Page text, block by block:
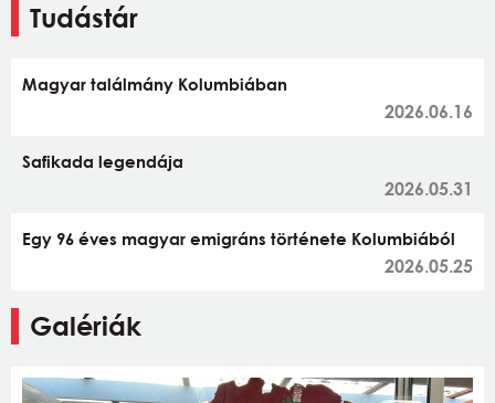
Tudástár
Magyar találmány Kolumbiában
2026.06.16
Safikada legendája
2026.05.31
Egy 96 éves magyar emigráns története Kolumbiából
2026.05.25
Galériák